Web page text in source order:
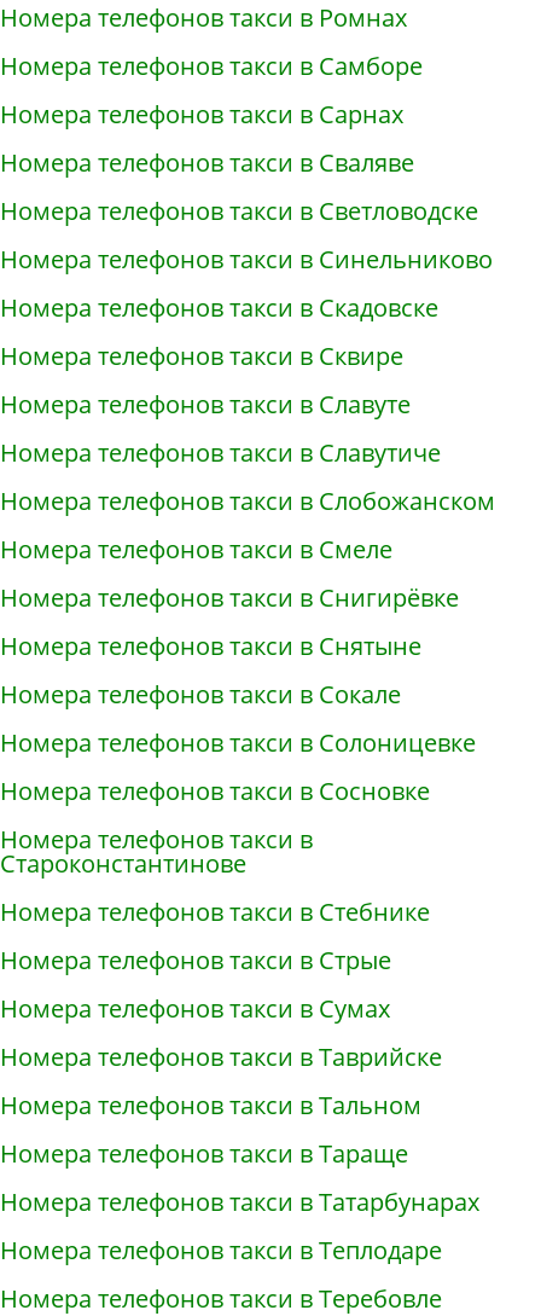
Номера телефонов такси в Ромнах
Номера телефонов такси в Самборе
Номера телефонов такси в Сарнах
Номера телефонов такси в Сваляве
Номера телефонов такси в Светловодске
Номера телефонов такси в Синельниково
Номера телефонов такси в Скадовске
Номера телефонов такси в Сквире
Номера телефонов такси в Славуте
Номера телефонов такси в Славутиче
Номера телефонов такси в Слобожанском
Номера телефонов такси в Смеле
Номера телефонов такси в Снигирёвке
Номера телефонов такси в Снятыне
Номера телефонов такси в Сокале
Номера телефонов такси в Солоницевке
Номера телефонов такси в Сосновке
Номера телефонов такси в
Староконстантинове
Номера телефонов такси в Стебнике
Номера телефонов такси в Стрые
Номера телефонов такси в Сумах
Номера телефонов такси в Таврийске
Номера телефонов такси в Тальном
Номера телефонов такси в Тараще
Номера телефонов такси в Татарбунарах
Номера телефонов такси в Теплодаре
Номера телефонов такси в Теребовле